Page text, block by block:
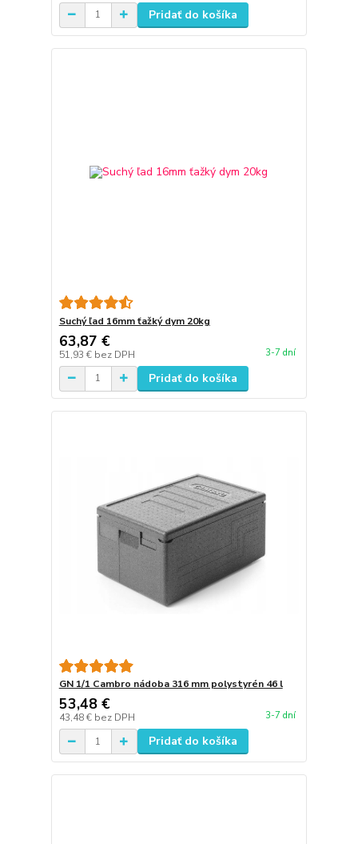
Pridať do košíka
Suchý ľad 16mm ťažký dym 20kg
63,87 €
51,93 € bez DPH 3-7 dní
Pridať do košíka
GN 1/1 Cambro nádoba 316 mm polystyrén 46 l
53,48 €
43,48 € bez DPH 3-7 dní
Pridať do košíka